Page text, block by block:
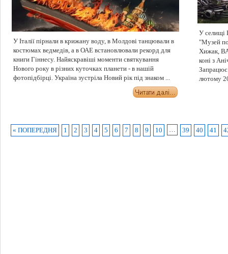
У Італії пірнали в крижану воду, в Молдові танцювали в
костюмах ведмедів, а в ОАЕ встановлювали рекорд для
книги Гіннесу. Найяскравіші моменти святкування
Нового року в різних куточках планети - в нашій
фотопідбірці. Україна зустріла Новий рік під знаком ...
У селищі
"Музей
Хижак,
коні з
лютому
« ПОПЕРЕДНЯ 1 2 3 4 5 6 7 8 9 10 … 39 40 41